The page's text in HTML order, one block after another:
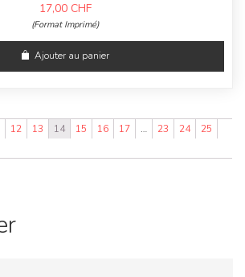
17,00 CHF
(Format Imprimé)
Ajouter au panier
12 13 14 15 16 17 … 23 24
25